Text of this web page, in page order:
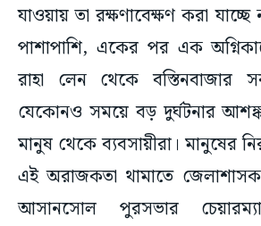
যাওয়ায় তা রক্ষণাবেক্ষণ করা
পাশাপাশি, একের পর এক
রাহা লেন থেকে বস্তিনবাজার
যেকোনও সময়ে বড় দুর্ঘটনার
মানুষ থেকে ব্যবসায়ীরা। মানুষের
এই অরাজকতা থামাতে
আসানসোল পুরসভার